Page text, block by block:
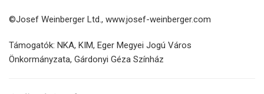
©Josef Weinberger Ltd., www.josef-weinberger.com
Támogatók: NKA, KIM, Eger Megyei Jogú Város
Önkormányzata, Gárdonyi Géza Színház